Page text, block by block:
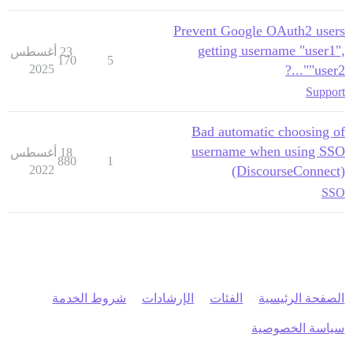
Prevent Google OAuth2 users
getting username "user1",
"user2"...?
Support
5
170
23 أغسطس
2025
Bad automatic choosing of
username when using SSO
(DiscourseConnect)
SSO
1
880
18 أغسطس
2022
الصفحة الرئيسية الفئات الإرشادات شروط الخدمة
سياسة الخصوصية